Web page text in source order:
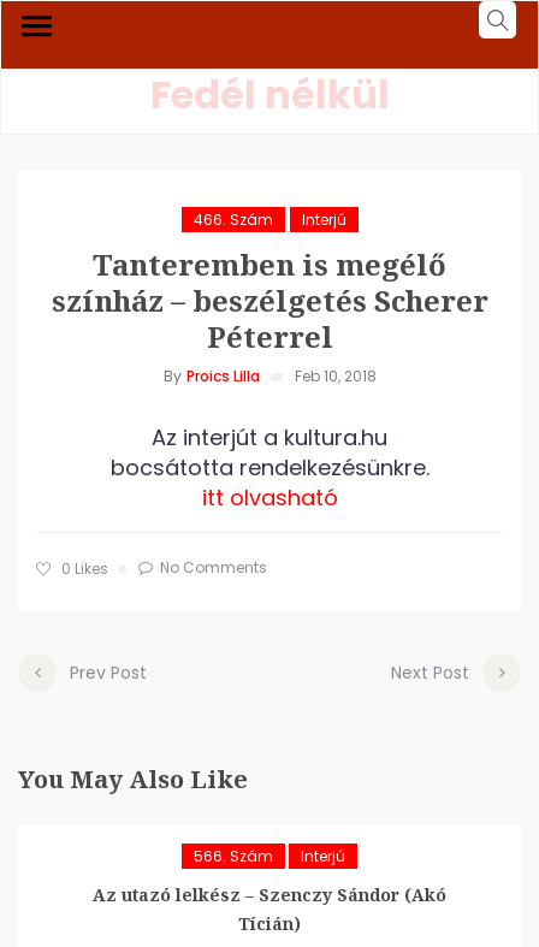
Fedél nélkül
466. Szám Interjú
Tanteremben is megélő
színház – beszélgetés Scherer
Péterrel
By Proics Lilla Feb 10, 2018
Az interjút a kultura.hu
bocsátotta rendelkezésünkre.
itt olvasható
0 Likes No Comments
Prev Post Next Post
You May Also Like
566. Szám Interjú
Az utazó lelkész – Szenczy Sándor (Akó
Tícián)